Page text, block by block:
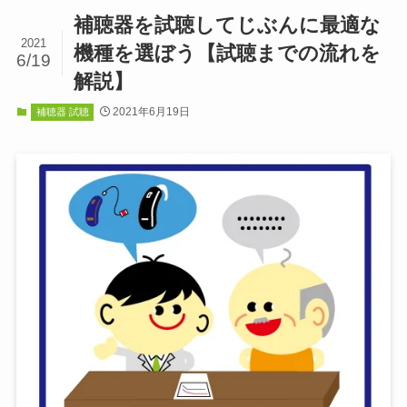
補聴器を試聴してじぶんに最適な
機種を選ぼう【試聴までの流れを
解説】
2021
6/19
補聴器 試聴 2021年6月19日